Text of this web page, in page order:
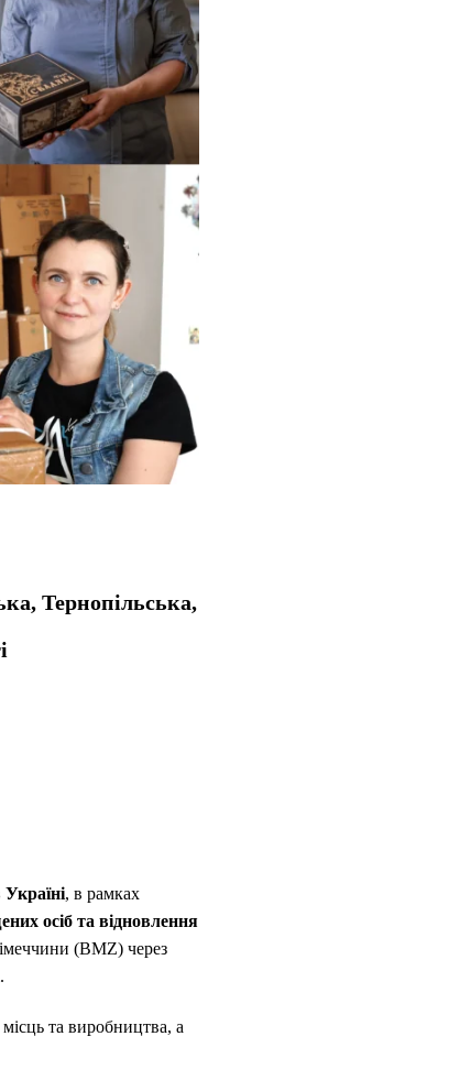
Тернопільська,
, в рамках
осіб та відновлення
(BMZ) через
та виробництва, а